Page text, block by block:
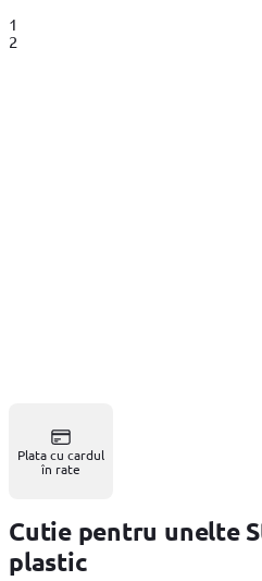
1
2
Plata cu cardul
în rate
Cutie pentru unelte
plastic